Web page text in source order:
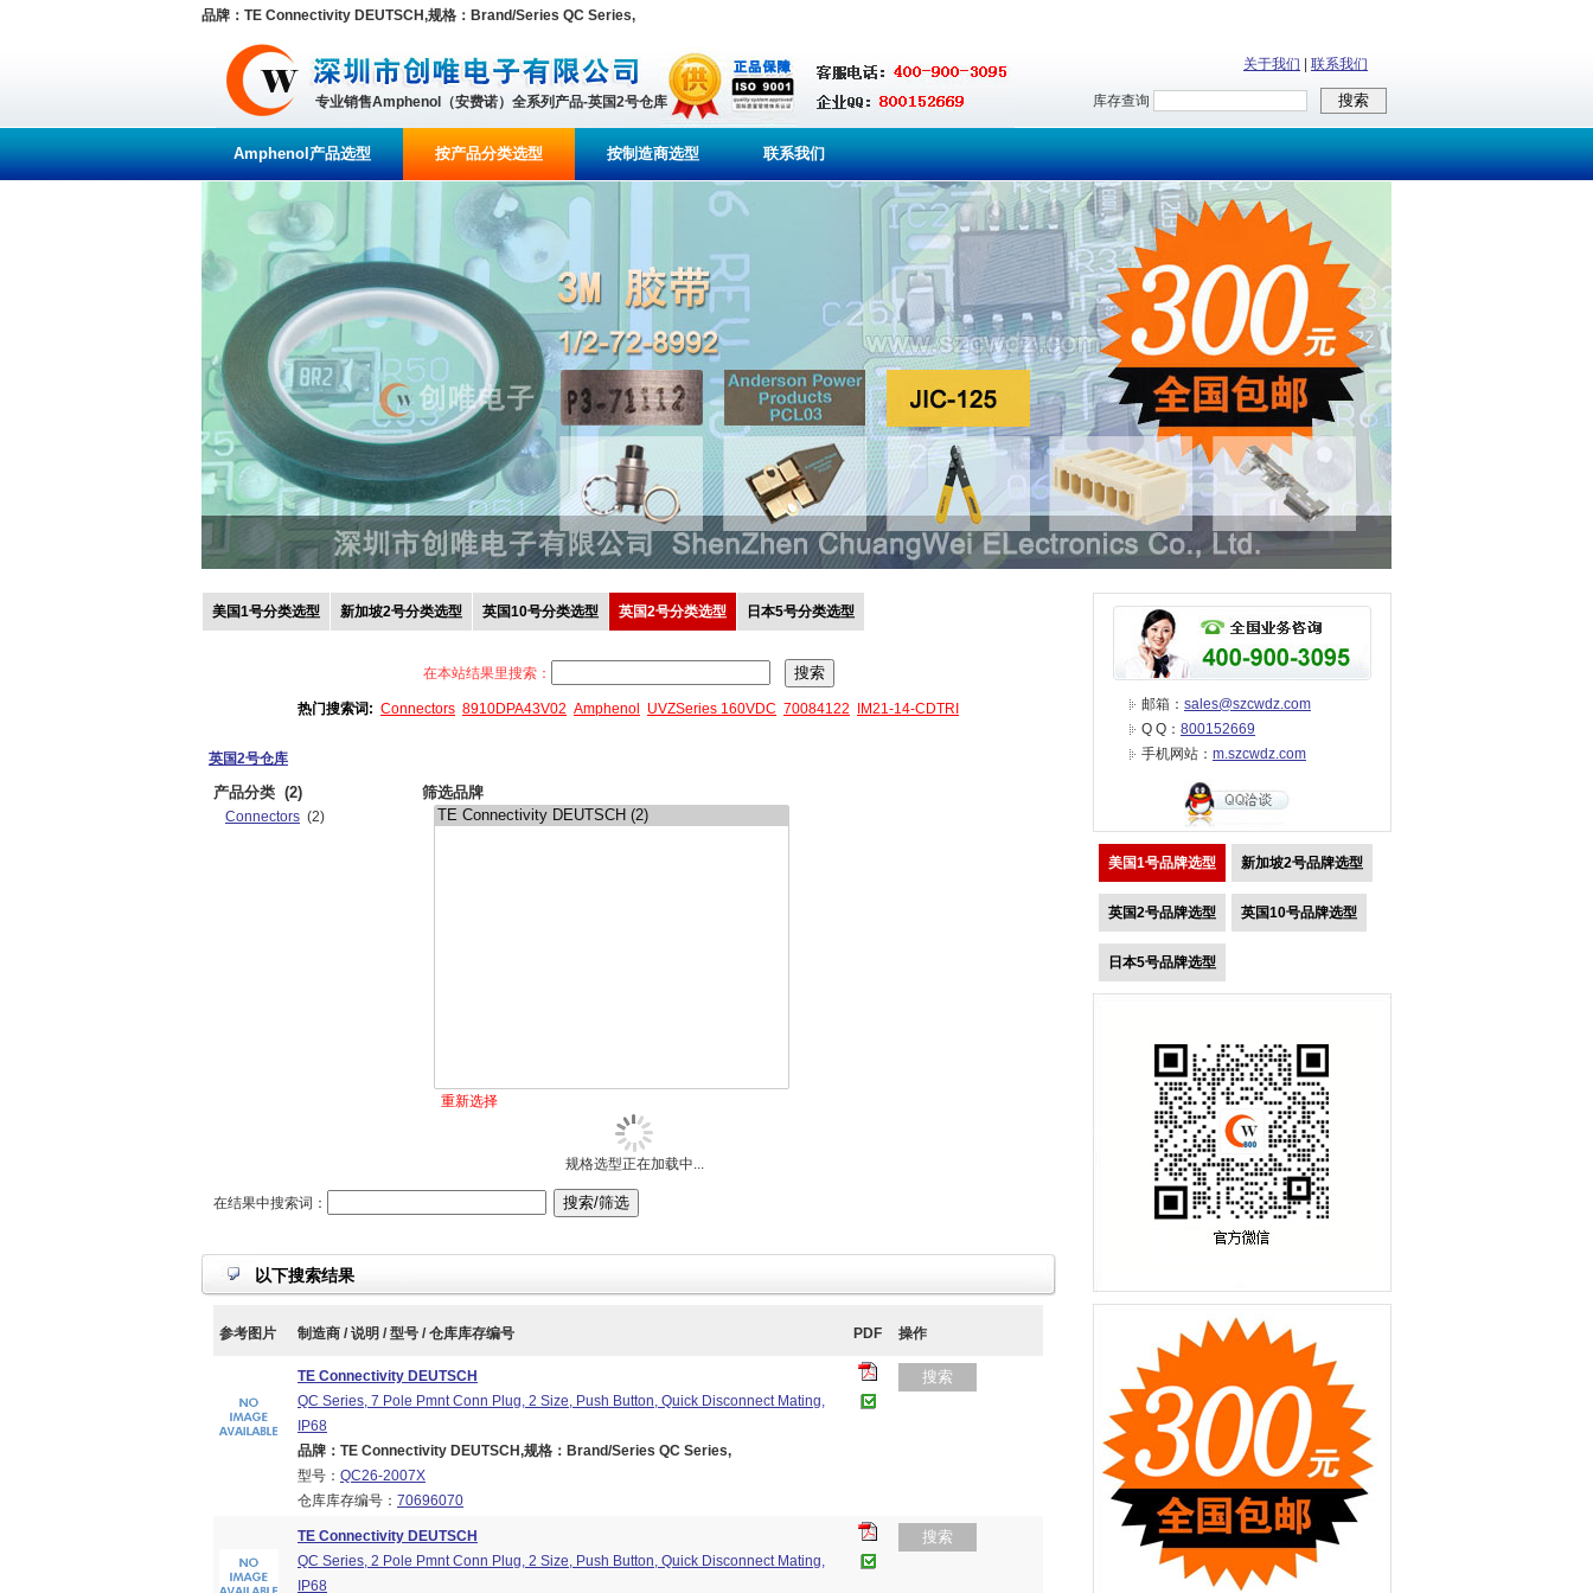
品牌：TE Connectivity DEUTSCH,规格：Brand/Series QC Series,
专业销售Amphenol（安费诺）全系列产品-英国2号仓库
关于我们 联系我们
库存查询
Amphenol产品选型 按产品分类选型 按制造商选型 联系我们
美国1号分类选型 新加坡2号分类选型 英国10号分类选型 英国2号分类选型 日本5号分类选型
在本站结果里搜索：
热门搜索词: Connectors 8910DPA43V02 Amphenol UVZSeries 160VDC 70084122 IM21-14-CDTRI
英国2号仓库
产品分类 (2)
Connectors (2)
筛选品牌
重新选择
规格选型正在加载中...
在结果中搜索词：
以下搜索结果
参考图片 制造商 / 说明 / 型号 / 仓库库存编号 PDF 操作
TE Connectivity DEUTSCH
QC Series, 7 Pole Pmnt Conn Plug, 2 Size, Push Button, Quick Disconnect Mating,
IP68
品牌：TE Connectivity DEUTSCH,规格：Brand/Series QC Series,
型号： QC26-2007X
仓库库存编号： 70696070
搜索
TE Connectivity DEUTSCH
QC Series, 2 Pole Pmnt Conn Plug, 2 Size, Push Button, Quick Disconnect Mating,
IP68
搜索
邮箱： sales@szcwdz.com
Q Q： 800152669
手机网站： m.szcwdz.com
美国1号品牌选型 新加坡2号品牌选型
英国2号品牌选型 英国10号品牌选型
日本5号品牌选型